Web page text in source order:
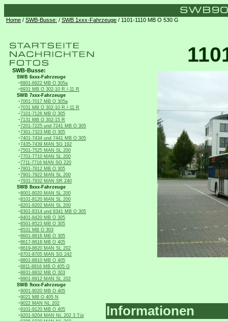
Home / SWB-Busse: / SWB 1xxx-Fahrzeuge / 1101-1110 MB O 530 G
SWB-Busse:
SWB 6xxx-Fahrzeuge
-6901-6922 MB O 305a
-6931 MB O 302-10 R /-11 R
SWB 7xxx-Fahrzeuge
-7001-7017 MB O 305a
-7031 MB O 302-10 R /-11 R
-7101-7126 MB O 305
-7131 MB O 302-15 R
-7201-7225 und 7241 MB O 305
-7301-7323 MB O 305
-7401-7434 und 7441 MB O 305
-7435-7439 MAN SG 192
-7501-7525 MAN SL 200
-7701-7710 MAN SL 200
-7711-7716 MAN SG 220
-7801-7812 MB O 305
-7901-7922 MAN SL 200
-7931-7932 MAN SR 240
SWB 8xxx-Fahrzeuge
-8001-8020 MAN SL 200
-8101-8120 MAN SL 200
-8201-8202 MAN SL 200
-8301-8314 und 8341 MB O 305
-8401-8420 MB O 305
-8501-8523 MB O 305
-8531 MB O 303
-8601-8616 MB O 305
-8617-8618 MB O 405
-8619-8620 MAN SL 202
-8701-8705 MAN SG 242
-8801-8810 MB O 405
-8811-8816 MB O 405 G
-8831-8832 MB O 303
-8901-8912 MAN SL 202
SWB 9xxx-Fahrzeuge
-9001-9020 MB O 405
-9021 MB O 405 N
-9022 MAN NL 202
-9101-9120 MB O 405
-9201-9204 MAN NL 202 3 Tür
Informationen